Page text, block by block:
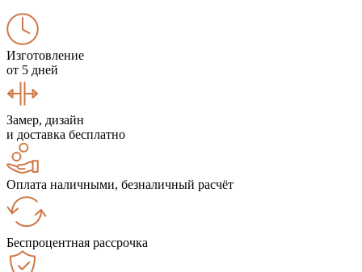
Изготовление
от 5 дней
Замер, дизайн
и доставка бесплатно
Оплата наличными, безналичный расчёт
Беспроцентная рассрочка